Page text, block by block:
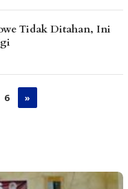
Tidak Ditahan, Ini
6 »